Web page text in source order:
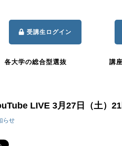
受講生ログイン
各大学の総合型選抜 講
LIVE 3月27日（土）21
らせ